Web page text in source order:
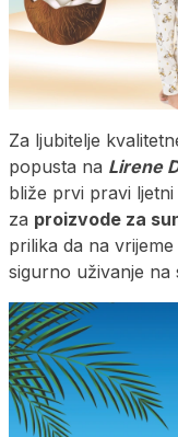
Za ljubitelje
popusta na Lirene
bliže prvi pravi ljetni
za proizvode za
prilika da na
sigurno uživanje na